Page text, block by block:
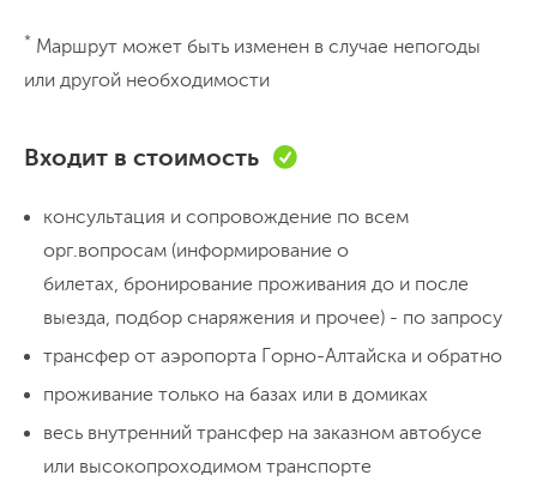
Трансфер в Чемал, "Зубы Дракона" и
сплав по Катуни
В назначенное время встречаемся в
местечке с группой и гидом. Загружаем в
трансфер вещи и себя, отправляемся по
Чуйскому тракту в Чемал. Запасите
бутылочку воды, наушники и тёплую
кофту, чтобы поездка прошла комфортно.
размяться. К обеду приезжаем на базу,
расселяемся, кушаем и отправляемся на
90 км
Живем на базе с бассейном
Готовое питание и много кафе
День 2
Прогулка по Чемалу и окрестностям,
катание на лошадках
* Маршрут может быть изменен в случае непогоды
или другой необходимости
Входит в стоимость
консультация и сопровождение по всем
орг.вопросам (информирование о
билетах, бронирование проживания до и после
выезда, подбор снаряжения и прочее) - по запросу
трансфер от аэропорта Горно-Алтайска и обратно
проживание только на базах или в домиках
весь внутренний трансфер на заказном автобусе
или высокопроходимом транспорте